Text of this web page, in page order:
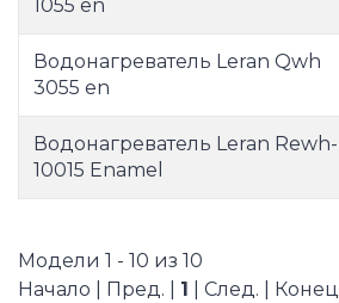
1055 en
Водонагреватель Leran Qwh
3055 en
Водонагреватель Leran Rewh-
10015 Enamel
Модели 1 - 10 из 10
Начало | Пред. | 1 | След. | Конец